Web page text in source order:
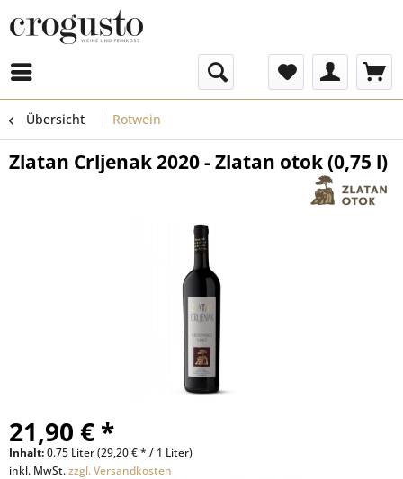
Übersicht Rotwein
Zlatan Crljenak 2020 - Zlatan otok (0,75 l)
21,90 € *
Inhalt:0.75 Liter (29,20 € * / 1 Liter)
inkl. MwSt.zzgl. Versandkosten